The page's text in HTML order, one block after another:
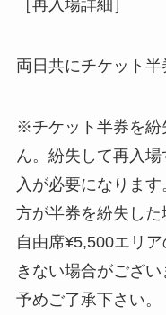
［再入場詳細］
両日共にチケット半
※チケット半券を紛
ん。紛失して再入
入が必要になりま
方が半券を紛失し
自由席¥5,500エリ
きない場合がござい
予めご了承下さい。